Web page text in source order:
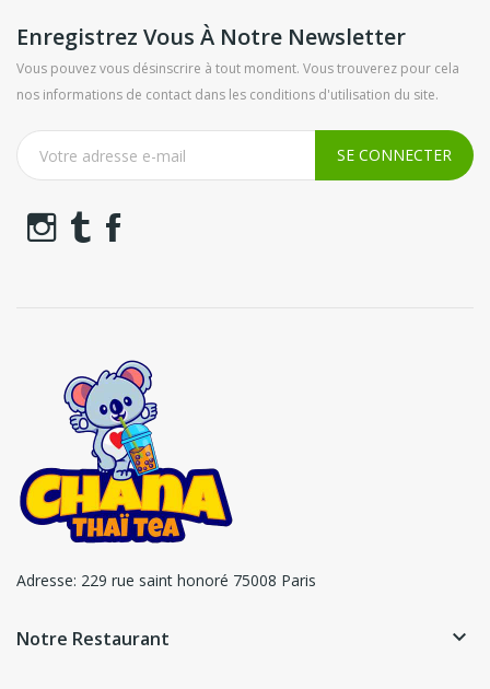
Enregistrez Vous À Notre Newsletter
Vous pouvez vous désinscrire à tout moment. Vous trouverez pour cela
nos informations de contact dans les conditions d'utilisation du site.
Adresse: 229 rue saint honoré 75008 Paris
Notre Restaurant keyboard_arrow_down